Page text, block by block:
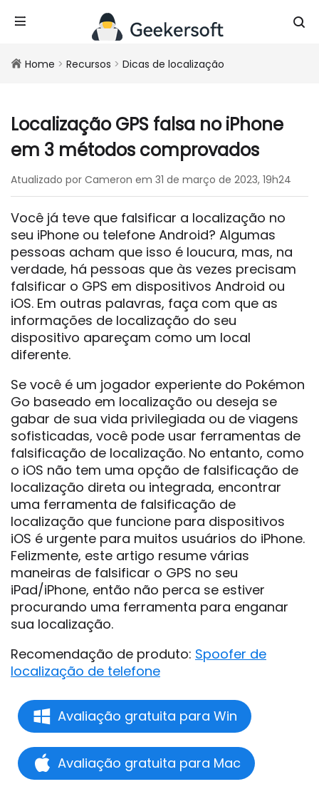
Home > Recursos > Dicas de localização
Localização GPS falsa no iPhone
em 3 métodos comprovados
Atualizado por Cameron em 31 de março de 2023, 19h24
Você já teve que falsificar a localização no
seu iPhone ou telefone Android? Algumas
pessoas acham que isso é loucura, mas, na
verdade, há pessoas que às vezes precisam
falsificar o GPS em dispositivos Android ou
iOS. Em outras palavras, faça com que as
informações de localização do seu
dispositivo apareçam como um local
diferente.
Se você é um jogador experiente do Pokémon
Go baseado em localização ou deseja se
gabar de sua vida privilegiada ou de viagens
sofisticadas, você pode usar ferramentas de
falsificação de localização. No entanto, como
o iOS não tem uma opção de falsificação de
localização direta ou integrada, encontrar
uma ferramenta de falsificação de
localização que funcione para dispositivos
iOS é urgente para muitos usuários do iPhone.
Felizmente, este artigo resume várias
maneiras de falsificar o GPS no seu
iPad/iPhone, então não perca se estiver
procurando uma ferramenta para enganar
sua localização.
Recomendação de produto: Spoofer de
localização de telefone
Avaliação gratuita para Win
Avaliação gratuita para Mac